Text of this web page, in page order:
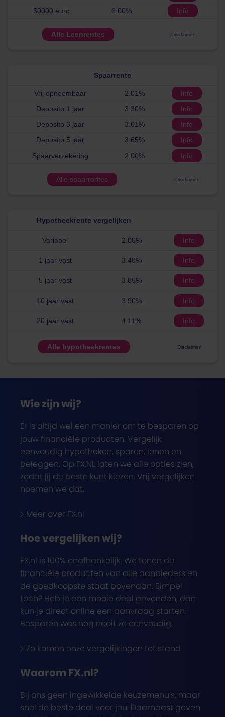
50000 euro
6.00% Info
Alle Leenrentes Disclaimer
Spaarrente
Vrij opneembaar 2.01%
Info
Deposito 1 jaar
3.30%
Info
Deposito 3 jaar
3.61%
Info
Deposito 5 jaar
3.65%
Info
Spaarverzekering
2.00% Info
Alle spaarrentes Disclaimer
Hypotheekrente vergelijken
Variabel 2.05% Info
1 jaar vast 3.48% Info
5 jaar vast 3.85% Info
10 jaar vast 3.90% Info
20 jaar vast 4.11% Info
Alle hypotheekrentes Disclaimer
Wie zijn wij?
Er is altijd wel een manier om te besparen op
jouw financiële producten. Vergelijk
eenvoudig hypotheken, sparen, lenen en
beleggen. Op FX.NL laten we alle opties zien,
zodat jij de beste kunt kiezen. Vrij vergelijken
noemen we dat.
Meer over FX.nl
Hoe vergelijken wij?
FX.nl is 100% onafhankelijk. We tonen de
financiële producten van alle aanbieders en
de goedkoopste staat bovenaan. Simpel
toch? Heb je een mooie deal gevonden, dan
kun je direct online een aanvraag starten.
Besparen was nog nooit zo eenvoudig.
Zo komen onze vergelijkingen tot stand
Waarom FX.nl?
Bij ons geen ingewikkelde keuzemenu’s, maar
snel de beste deal voor jou. Daarnaast geven